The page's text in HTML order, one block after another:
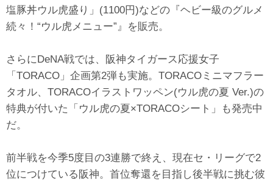
塩豚丼ウル虎盛り」(1100円)などの『ヘビー級のグルメ
続々！“ウル虎メニュー”』を販売。
さらにDeNA戦では、阪神タイガース応援女子
「TORACO」企画第2弾も実施。TORACOミニマフラー
タオル、TORACOイラストワッペン(ウル虎の夏 Ver.)の
特典が付いた「ウル虎の夏×TORACOシート」も発売中
だ。
前半戦を今季5度目の3連勝で終え、現在セ・リーグで2
位につけている阪神。首位奪還を目指し後半戦に挑む彼